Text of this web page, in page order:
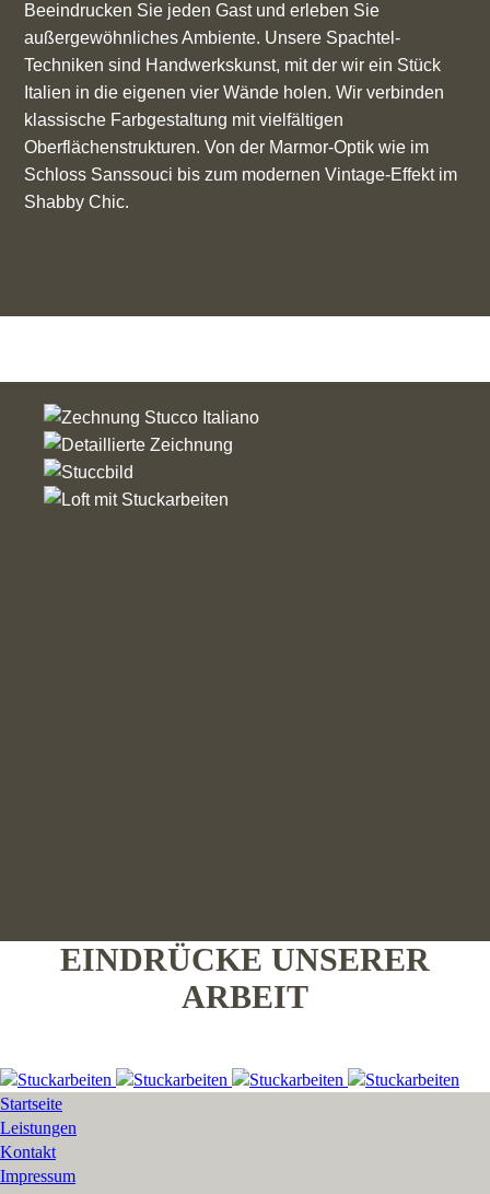
Beeindrucken Sie jeden Gast und erleben Sie
außergewöhnliches Ambiente. Unsere Spachtel-
Techniken sind Handwerkskunst, mit der wir ein Stück
Italien in die eigenen vier Wände holen. Wir verbinden
klassische Farbgestaltung mit vielfältigen
Oberflächenstrukturen. Von der Marmor-Optik wie im
Schloss Sanssouci bis zum modernen Vintage-Effekt im
Shabby Chic.
EINDRÜCKE UNSERER
ARBEIT
Startseite
Leistungen
Kontakt
Impressum